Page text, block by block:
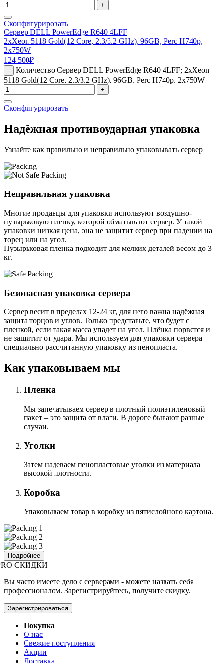
+
Сконфигурировать
Сервер DELL PowerEdge R640 4LFF
2xXeon 5118 Gold(12 Core, 2.3/3.2 GHz), 96GB, Perc H740p,
2x750W
124 500₽
-
Количество Сервер DELL PowerEdge R640 4LFF; 2xXeon
5118 Gold(12 Core, 2.3/3.2 GHz), 96GB, Perc H740p, 2x750W
+
Сконфигурировать
Надёжная противоударная упаковка
Узнайте как правильно и неправильно упаковывать сервер
Неправильная упаковка
Многие продавцы для упаковки используют воздушно-
пузырьковую пленку, которой обматывают сервер. У такой
упаковки низкая цена, она не защитит сервер при падении на
торец или на угол.
Пузырьковая пленка подходит для мелких деталей весом до 3
кг.
Безопасная упаковка сервера
Сервер весит в пределах 12-24 кг, для него важна надёжная
защита торцов и углов. Только представьте, что будет с
пленкой, если такая масса упадет на угол. Плёнка порвется и
не защитит от удара. Мы используем для упаковки сервера
специально расcчитанную упаковку из пенопласта.
Как упаковываем мы
Пленка
Мы запечатываем сервер в плотный полиэтиленовый
пакет – это защита от влаги. В дороге бывают разные
случаи.
Уголки
Затем надеваем пенопластовые уголки из материала
высокой плотности.
Коробка
Упаковываем товар в коробку из пятислойного картона.
Подробнее
СКИДКИ
Вы часто имеете дело с серверами - можете назвать себя
профессионалом. Зарегистрируйтесь, получите скидку.
Зарегистрироваться
Покупка
О нас
Свежие поступления
Акции
Доставка